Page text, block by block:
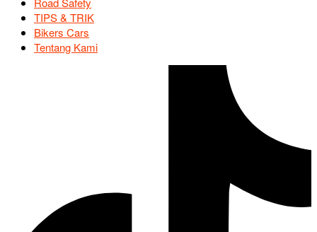
TIPS & TRIK
Bikers Cars
Tentang Kami